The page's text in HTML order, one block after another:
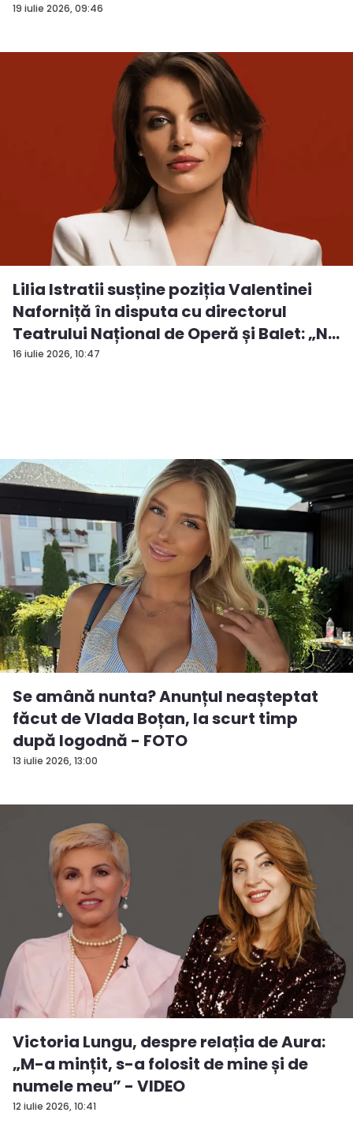
19 iulie 2026, 09:46
16 iulie 2026, 10:47
Lilia Istratii susține poziția Valentinei
Naforniță în disputa cu directorul
Teatrului Național de Operă și Balet: „N...
13 iulie 2026, 13:00
Se amână nunta? Anunțul neașteptat
făcut de Vlada Boțan, la scurt timp
după logodnă - FOTO
12 iulie 2026, 10:41
Victoria Lungu, despre relația de Aura:
„M-a mințit, s-a folosit de mine și de
numele meu” - VIDEO